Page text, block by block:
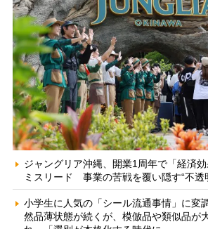
ジャングリア沖縄、開業1周年で「経済
ミスリード 事業の苦戦を覆い隠す“不透
小学生に人気の「シール流通事情」に
然品薄状態が続くが、模倣品や類似品が